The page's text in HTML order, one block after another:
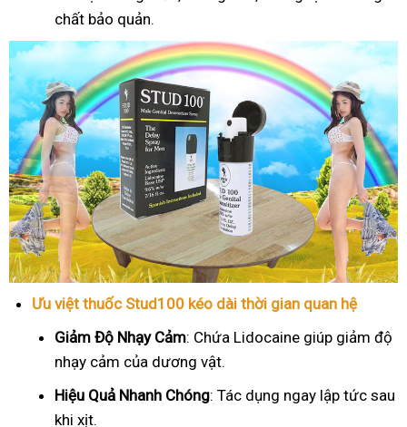
chất bảo quản.
Ưu việt thuốc Stud100 kéo dài thời gian quan hệ
Giảm Độ Nhạy Cảm: Chứa Lidocaine giúp giảm độ
nhạy cảm của dương vật.
Hiệu Quả Nhanh Chóng: Tác dụng ngay lập tức sau
khi xịt.